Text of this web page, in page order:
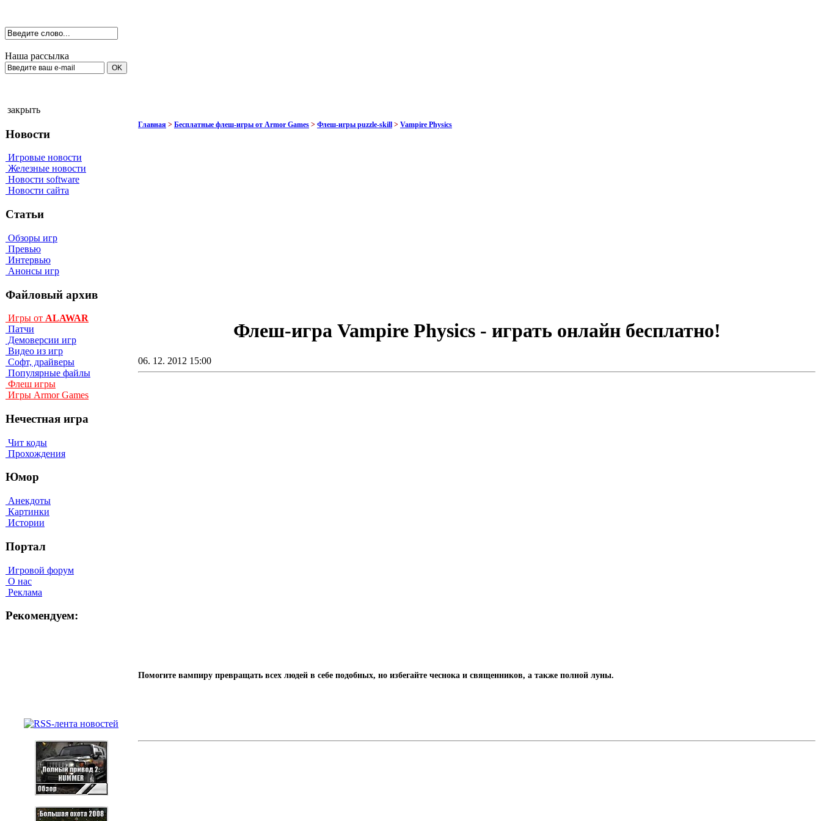
Наша рассылка
закрыть
Новости
Игровые новости
Железные новости
Новости software
Новости сайта
Статьи
Обзоры игр
Превью
Интервью
Анонсы игр
Файловый архив
Игры от ALAWAR
Патчи
Демоверсии игр
Видео из игр
Софт, драйверы
Популярные файлы
Флеш игры
Игры Armor Games
Нечестная игра
Чит коды
Прохождения
Юмор
Анекдоты
Картинки
Истории
Портал
Игровой форум
О нас
Реклама
Рекомендуем:
Главная > Бесплатные флеш-игры от Armor Games > Флеш-игры puzzle-skill > Vampire Physics
Флеш-игра Vampire Physics - играть онлайн бесплатно!
06. 12. 2012 15:00
Помогите вампиру превращать всех людей в себе подобных, но избегайте чеснока и священников, а также полной луны.